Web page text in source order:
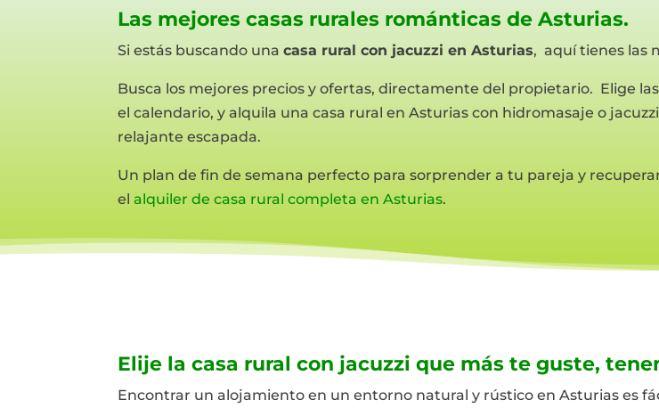
Las mejores casas rurales románticas de Asturias.
Si estás buscando una casa rural con jacuzzi en Asturias, aquí tienes las
Busca los mejores precios y ofertas, directamente del propietario. Elige
el calendario, y alquila una casa rural en Asturias con hidromasaje o
relajante escapada.
Un plan de fin de semana perfecto para sorprender a tu pareja y
el alquiler de casa rural completa en Asturias.
Elije la casa rural con jacuzzi que más te guste,
Encontrar un alojamiento en un entorno natural y rústico en Asturias es